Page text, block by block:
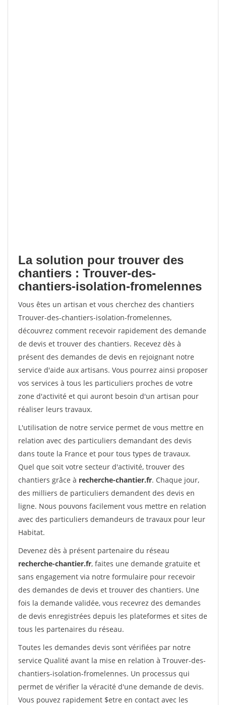
La solution pour trouver des
chantiers : Trouver-des-
chantiers-isolation-fromelennes
Vous êtes un artisan et vous cherchez des chantiers
Trouver-des-chantiers-isolation-fromelennes,
découvrez comment recevoir rapidement des demande
de devis et trouver des chantiers. Recevez dès à
présent des demandes de devis en rejoignant notre
service d'aide aux artisans. Vous pourrez ainsi proposer
vos services à tous les particuliers proches de votre
zone d'activité et qui auront besoin d'un artisan pour
réaliser leurs travaux.
L'utilisation de notre service permet de vous mettre en
relation avec des particuliers demandant des devis
dans toute la France et pour tous types de travaux.
Quel que soit votre secteur d'activité, trouver des
chantiers grâce à recherche-chantier.fr. Chaque jour,
des milliers de particuliers demandent des devis en
ligne. Nous pouvons facilement vous mettre en relation
avec des particuliers demandeurs de travaux pour leur
Habitat.
Devenez dès à présent partenaire du réseau
recherche-chantier.fr, faites une demande gratuite et
sans engagement via notre formulaire pour recevoir
des demandes de devis et trouver des chantiers. Une
fois la demande validée, vous recevrez des demandes
de devis enregistrées depuis les plateformes et sites de
tous les partenaires du réseau.
Toutes les demandes devis sont vérifiées par notre
service Qualité avant la mise en relation à Trouver-des-
chantiers-isolation-fromelennes. Un processus qui
permet de vérifier la véracité d'une demande de devis.
Vous pouvez rapidement $etre en contact avec les